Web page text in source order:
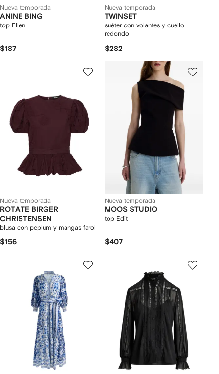
Nueva temporada
ANINE BING
top Ellen
$187
Nueva temporada
TWINSET
suéter con volantes y cuello
redondo
$282
Nueva temporada
ROTATE BIRGER
CHRISTENSEN
blusa con peplum y mangas farol
$156
Nueva temporada
MOOS STUDIO
top Edit
$407